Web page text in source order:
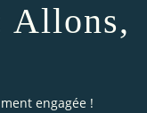
Allons,
engagée !